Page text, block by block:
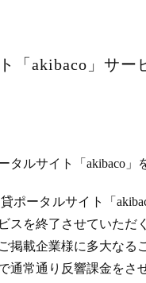
「akibaco」サ
タルサイト「akibaco」
ポータルサイト「
スを終了させていただ
掲載企業様に多大なる
通常通り反響課金をさ